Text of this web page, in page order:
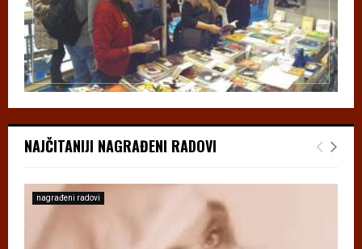
NAJČITANIJI NAGRAĐENI RADOVI
nagrađeni radovi